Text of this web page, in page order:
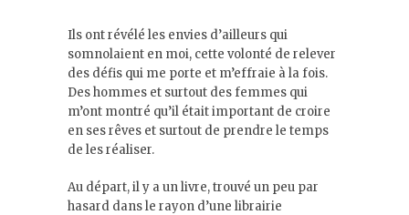
Ils ont révélé les envies d’ailleurs qui
somnolaient en moi, cette volonté de relever
des défis qui me porte et m’effraie à la fois.
Des hommes et surtout des femmes qui
m’ont montré qu’il était important de croire
en ses rêves et surtout de prendre le temps
de les réaliser.
Au départ, il y a un livre, trouvé un peu par
hasard dans le rayon d’une librairie